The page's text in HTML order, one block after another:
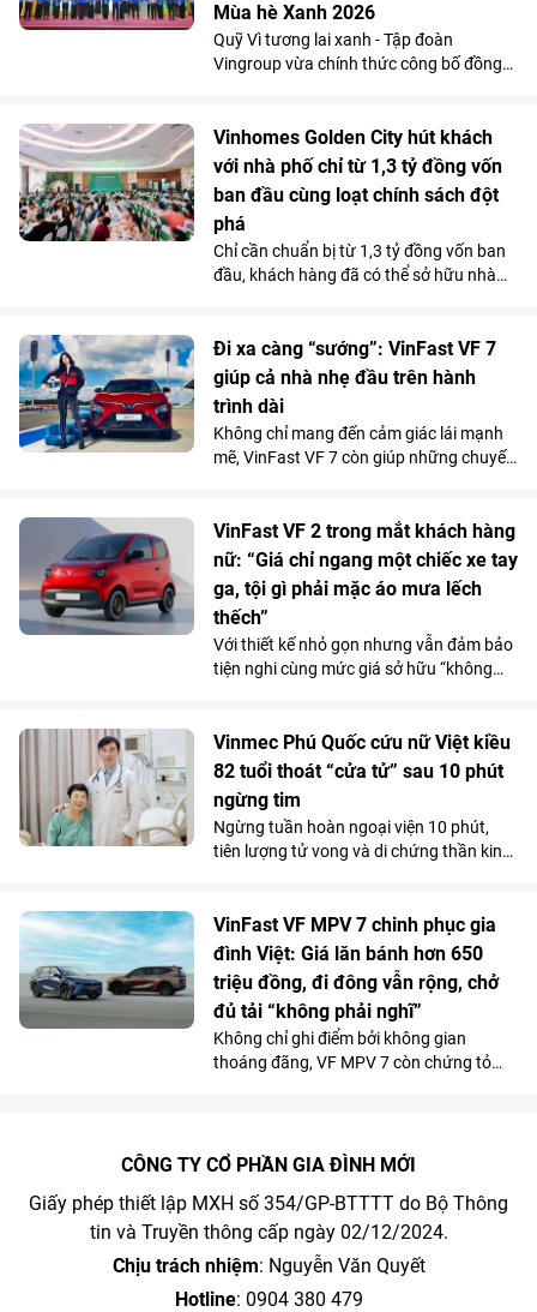
Mùa hè Xanh 2026
Quỹ Vì tương lai xanh - Tập đoàn
Vingroup vừa chính thức công bố đồng
Nguồn lực này sẽ được sử dụng để triển
khai hơn 30 công trình môi trường cộng
đồng tại 11 tỉnh, thành phố, góp phần cải
thiện điều kiện sống, bảo vệ môi trường
và mang lại lợi ích cho hơn 100.000
người dân trên cả nước.
Vinhomes Golden City hút khách
với nhà phố chỉ từ 1,3 tỷ đồng vốn
ban đầu cùng loạt chính sách đột
phá
Chỉ cần chuẩn bị từ 1,3 tỷ đồng vốn ban
đầu, khách hàng đã có thể sở hữu nhà
tâm cùng chính sách hỗ trợ lãi suất tốt
bậc nhất thị trường từ chủ đầu tư đang
giúp dự án thu hút người mua ở thực lẫn
nhà đầu tư tìm kiếm sản phẩm có khả
năng khai thác kinh doanh và tăng giá
lâu dài.
Đi xa càng “sướng”: VinFast VF 7
giúp cả nhà nhẹ đầu trên hành
trình dài
Không chỉ mang đến cảm giác lái mạnh
mẽ, VinFast VF 7 còn giúp những chuyến
lái trên mọi cung đường.
VinFast VF 2 trong mắt khách hàng
nữ: “Giá chỉ ngang một chiếc xe tay
ga, tội gì phải mặc áo mưa lếch
thếch”
Với thiết kế nhỏ gọn nhưng vẫn đảm bảo
tiện nghi cùng mức giá sở hữu “không
đồng phái đẹp trước ngày mở cổng chính
thức vào 15/7.
Vinmec Phú Quốc cứu nữ Việt kiều
82 tuổi thoát “cửa tử” sau 10 phút
ngừng tim
Ngừng tuần hoàn ngoại viện 10 phút,
tiên lượng tử vong và di chứng thần kinh
cuộc sống bình thường chỉ sau một tuần
điều trị tại Bệnh viện Đa khoa Vinmec
Phú Quốc.
VinFast VF MPV 7 chinh phục gia
đình Việt: Giá lăn bánh hơn 650
triệu đồng, đi đông vẫn rộng, chở
đủ tải “không phải nghĩ”
Không chỉ ghi điểm bởi không gian
thoáng đãng, VF MPV 7 còn chứng tỏ
đãi hấp dẫn càng khiến mẫu MPV điện 7
CÔNG TY CỔ PHẦN GIA ĐÌNH MỚI
Giấy phép thiết lập MXH số 354/GP-BTTTT do Bộ Thông
tin và Truyền thông cấp ngày 02/12/2024.
Chịu trách nhiệm: Nguyễn Văn Quyết
Hotline: 0904 380 479